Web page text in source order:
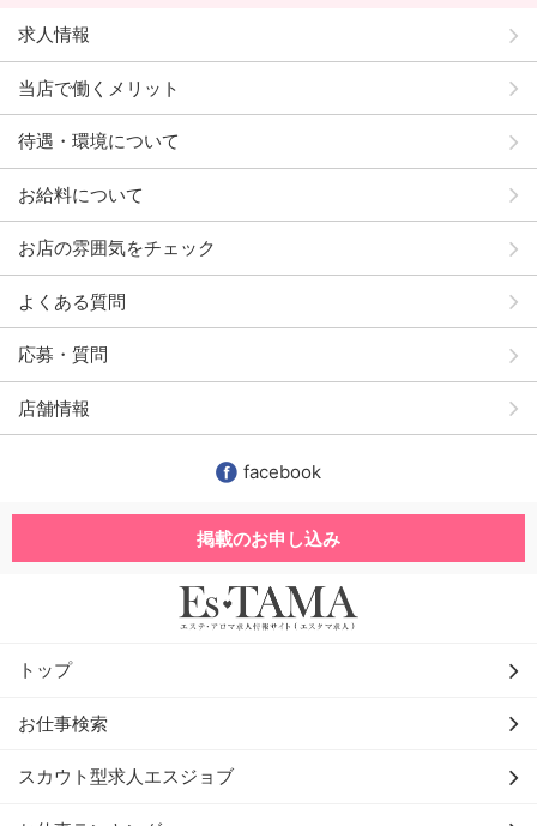
求人情報
当店で働くメリット
待遇・環境について
お給料について
お店の雰囲気をチェック
よくある質問
応募・質問
店舗情報
facebook
掲載のお申し込み
トップ
お仕事検索
スカウト型求人エスジョブ